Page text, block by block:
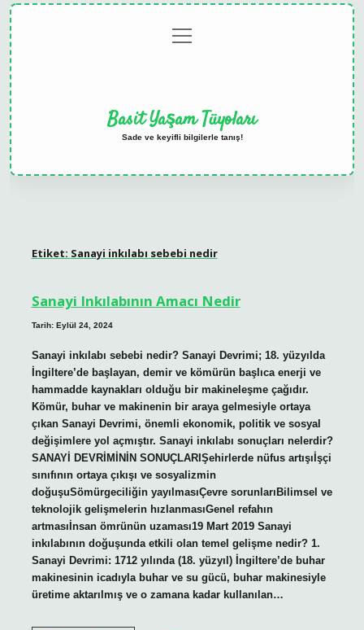
menüyü
aç
Basit Yaşam Tüyoları
Sade ve keyifli bilgilerle tanış!
Etiket: Sanayi inkılabı sebebi nedir
Sanayi Inkılabının Amacı Nedir
Tarih: Eylül 24, 2024
Sanayi inkılabı sebebi nedir? Sanayi Devrimi; 18. yüzyılda
İngiltere’de başlayan, demir ve kömürün başlıca enerji ve
hammadde kaynakları olduğu bir makineleşme çağıdır.
Kömür, buhar ve makinenin bir araya gelmesiyle ortaya
çıkan Sanayi Devrimi, önemli ekonomik, politik ve sosyal
değişimlere yol açmıştır. Sanayi inkılabı sonuçları nelerdir?
SANAYİ DEVRİMİNİN SONUÇLARIŞehirlerde nüfus artışıİşçi
sınıfının ortaya çıkışı ve sosyalizmin
doğuşuSömürgeciliğin yayılmasıÇevre sorunlarıBilimsel ve
teknolojik gelişmelerin hızlanmasıGenel refahın
artmasıİnsan ömrünün uzaması19 Mart 2019 Sanayi
inkılabının doğuşunda etkili olan temel gelişme nedir? 1.
Sanayi Devrimi: 1712 yılında (18. yüzyıl) İngiltere’de buhar
makinesinin icadıyla buhar ve su gücü, buhar makinesiyle
üretime aktarılmış ve o zamana kadar kullanılan…